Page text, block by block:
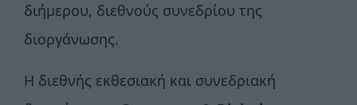
διήμερου, διεθνούς συνεδρίου της
διοργάνωσης.
Η διεθνής εκθεσιακή και συνεδριακή